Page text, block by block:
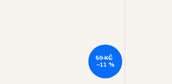
59 KČ
–11 %